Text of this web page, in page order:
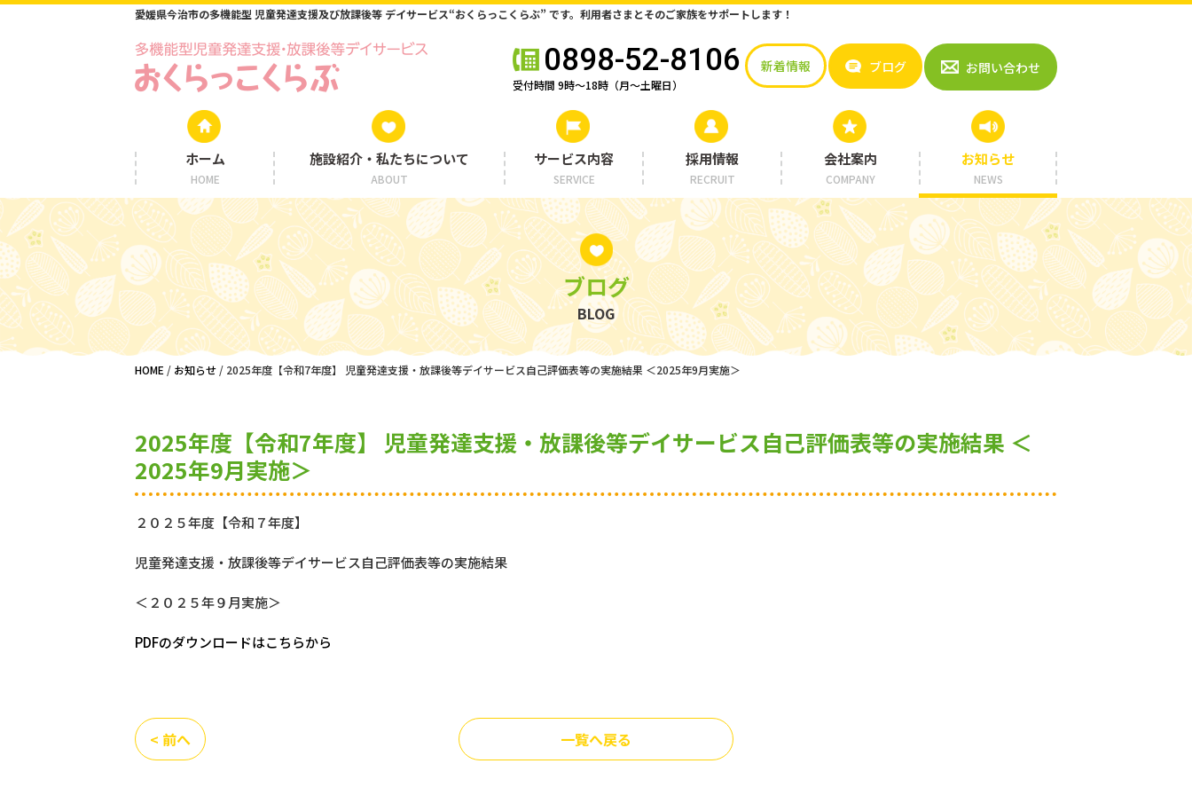
愛媛県今治市の多機能型 児童発達支援及び放課後等 デイサービス“おくらっこくらぶ” です。利用者さまとそのご家族をサポートします！
新着情報 ブログ お問い合わせ
0898-52-8106
受付時間 9時〜18時（月〜土曜日）
ホーム
HOME
施設紹介・私たちについて
ABOUT
サービス内容
SERVICE
採用情報
RECRUIT
会社案内
COMPANY
お知らせ
NEWS
ブログ
BLOG
HOME / お知らせ / 2025年度【令和7年度】 児童発達支援・放課後等デイサービス自己評価表等の実施結果 ＜2025年9月実施＞
2025年度【令和7年度】 児童発達支援・放課後等デイサービス自己評価表等の実施結果 ＜
2025年9月実施＞
２０２５年度【令和７年度】
児童発達支援・放課後等デイサービス自己評価表等の実施結果
＜２０２５年９月実施＞
PDFのダウンロードはこちらから
< 前へ 一覧へ戻る